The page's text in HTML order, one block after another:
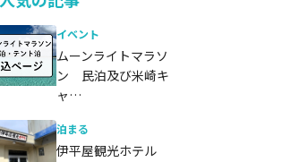
イベント
ムーンライトマラソ
ン 民泊及び米崎キ
ャ…
泊まる
伊平屋観光ホテル